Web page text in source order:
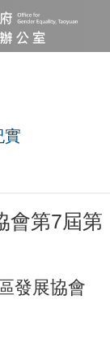
實
會第7屆第
發展協會